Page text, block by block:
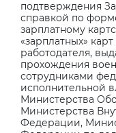
подтверждения
справкой по
зарплатному
«зарплатных»
работодателя,
прохождения
сотрудниками
исполнительной
Министерства
Министерства
Федерации,